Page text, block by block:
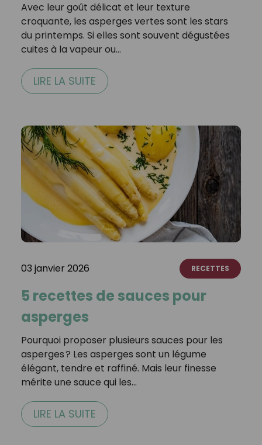
Avec leur goût délicat et leur texture
croquante, les asperges vertes sont les stars
du printemps. Si elles sont souvent dégustées
cuites à la vapeur ou…
LIRE LA SUITE
03 janvier 2026 RECETTES
5 recettes de sauces pour
asperges
Pourquoi proposer plusieurs sauces pour les
asperges ? Les asperges sont un légume
élégant, tendre et raffiné. Mais leur finesse
mérite une sauce qui les…
LIRE LA SUITE